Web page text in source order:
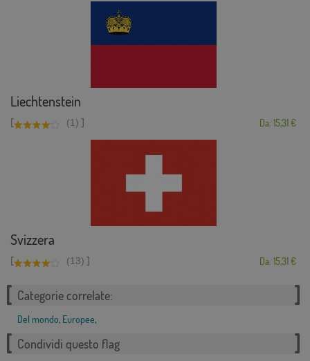
Liechtenstein
[ (1) ] Da: 15,31 €
Svizzera
[ (13) ] Da: 15,31 €
Categorie correlate:
Del mondo, Europee,
Condividi questo flag